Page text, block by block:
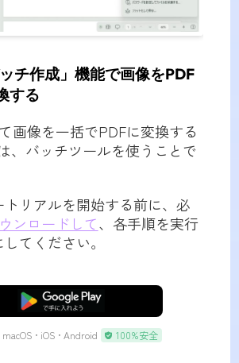
チ作成」機能で画像をPDF
する
画像を一括でPDFに変換する
、バッチツールを使うことで
リアルを開始する前に、必
ンロードして、各手順を実行
てください。
無料ダウンロード
• iOS • Android 100%安全